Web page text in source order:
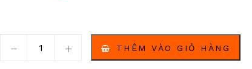
Sốt dầu hàu Heinz công thức đặc biệt 3 (Heinz
THÊM VÀO GIỎ HÀNG